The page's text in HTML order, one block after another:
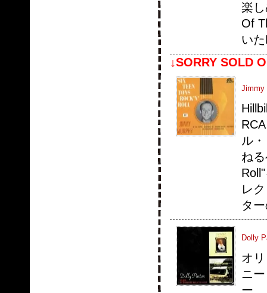
楽
Of
い
↓SORRY SOLD
Jimmy
ル
ね
レ
タ
Dolly
オ
ニ
ー